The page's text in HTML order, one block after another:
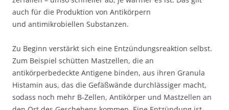
auch für die Produktion von Antikörpern
und antimikrobiellen Substanzen.
Zu Beginn verstärkt sich eine Entzündungsreaktion selbst.
Zum Beispiel schütten Mastzellen, die an
antikörperbedeckte Antigene binden, aus ihren Granula
Histamin aus, das die Gefäßwände durchlässiger macht,
sodass noch mehr B-Zellen, Antikörper und Mastzellen an